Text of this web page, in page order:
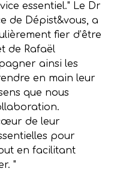
essentiel." Le Dr
de Dépist&vous, a
fier d’être
de Rafaël
ainsi les
en main leur
que nous
de leur
pour
en facilitant
"